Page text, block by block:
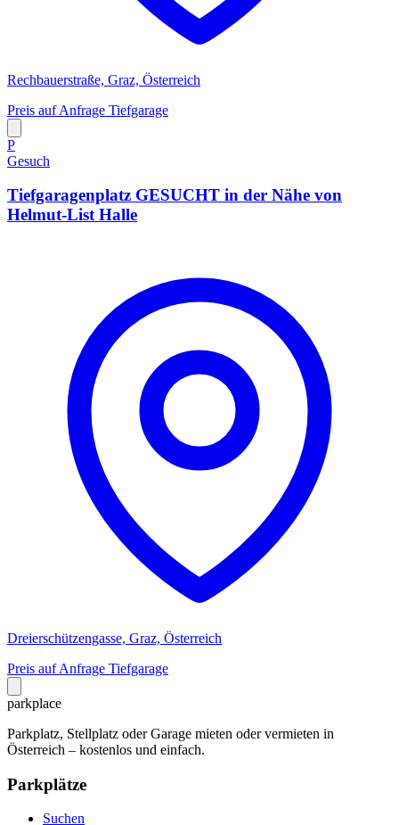
Rechbauerstraße, Graz, Österreich
Preis auf Anfrage Tiefgarage
P
Gesuch
Tiefgaragenplatz GESUCHT in der Nähe von
Helmut-List Halle
Dreierschützengasse, Graz, Österreich
Preis auf Anfrage Tiefgarage
parkplace
Parkplatz, Stellplatz oder Garage mieten oder vermieten in
Österreich – kostenlos und einfach.
Parkplätze
Suchen